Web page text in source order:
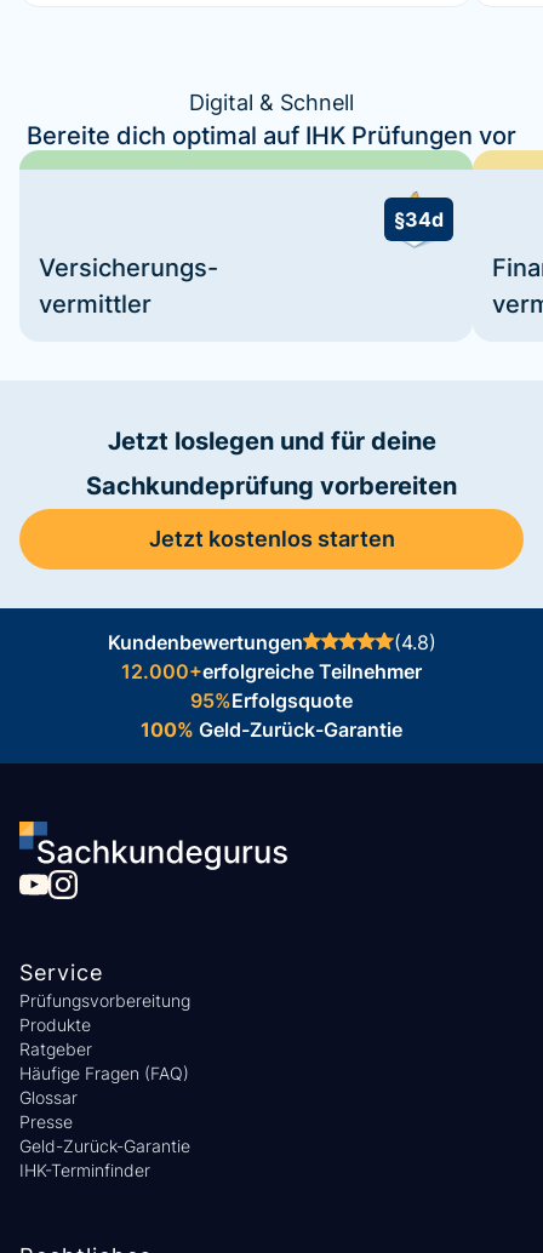
Digital & Schnell
Bereite dich optimal auf IHK Prüfungen vor
§34d
Versicherungs-
vermittler
Jetzt loslegen und für deine
Sachkundeprüfung vorbereiten
Jetzt kostenlos starten
Kundenbewertungen
(4.8)
12.000+erfolgreiche Teilnehmer
95%Erfolgsquote
100% Geld-Zurück-Garantie
Service
Prüfungsvorbereitung
Produkte
Ratgeber
Häufige Fragen (FAQ)
Glossar
Presse
Geld-Zurück-Garantie
IHK-Terminfinder